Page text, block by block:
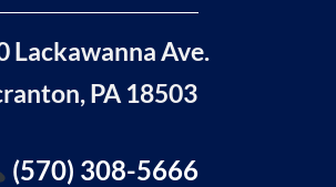
Lackawanna Ave.
PA 18503
(570) 308-5666